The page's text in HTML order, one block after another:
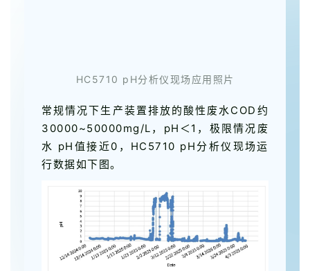
HC5710 pH分析仪现场应用照片
常规情况下生产装置排放的酸性废水COD约
30000~50000mg/L，pH＜1，极限情况废
水 pH值接近0，HC5710 pH分析仪现场运
行数据如下图。